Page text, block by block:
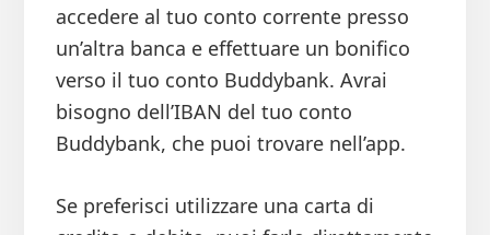
accedere al tuo conto corrente presso
un’altra banca e effettuare un bonifico
verso il tuo conto Buddybank. Avrai
bisogno dell’IBAN del tuo conto
Buddybank, che puoi trovare nell’app.
Se preferisci utilizzare una carta di